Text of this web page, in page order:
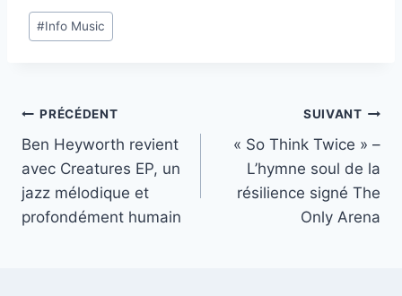
Étiquettes
de
#Info Music
Navigation
de
l’article
PRÉCÉDENT
Ben Heyworth revient
avec Creatures EP, un
jazz mélodique et
profondément humain
SUIVANT
« So Think Twice » –
L’hymne soul de la
résilience signé The
Only Arena